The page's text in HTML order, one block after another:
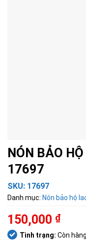
NÓN BẢO
17697
SKU: 17697
Danh mục: Nón bảo hộ
150,000 ₫
Tình trạng: Còn hàng